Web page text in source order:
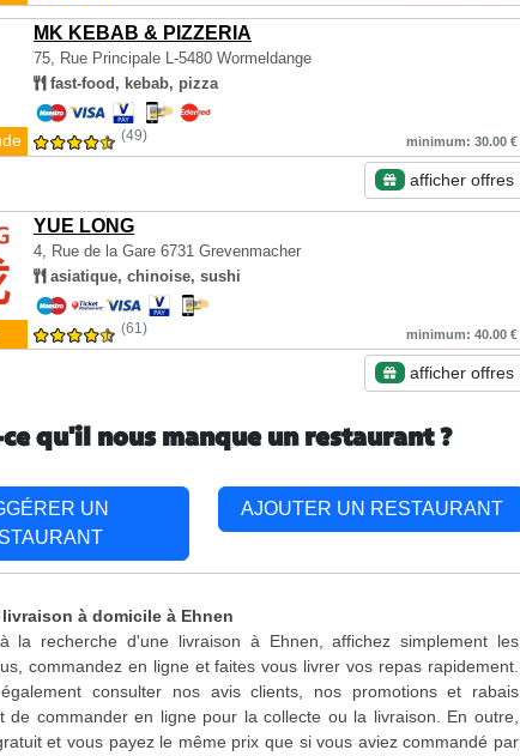
MK KEBAB & PIZZERIA
75, Rue Principale L-5480 Wormeldange
fast-food, kebab, pizza
(49) minimum: 30.00 €
afficher offres
YUE LONG
4, Rue de la Gare 6731 Grevenmacher
asiatique, chinoise, sushi
(61) minimum: 40.00 €
afficher offres
ce qu'il nous manque un restaurant ?
UN
AJOUTER UN RESTAURANT
à domicile à Ehnen
la recherche d'une livraison à Ehnen, affichez simplement les
commandez en ligne et faites vous livrer vos repas rapidement.
consulter nos avis clients, nos promotions et rabais
de commander en ligne pour la collecte ou la livraison. En outre,
et vous payez le même prix que si vous aviez commandé par